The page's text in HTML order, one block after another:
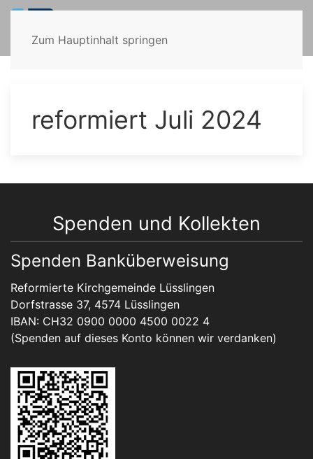
Zum Hauptinhalt springen
reformiert Juli 2024
Spenden und Kollekten
Spenden Banküberweisung
Reformierte Kirchgemeinde Lüsslingen
Dorfstrasse 37, 4574 Lüsslingen
IBAN: CH32 0900 0000 4500 0022 4
(Spenden auf dieses Konto können wir verdanken)